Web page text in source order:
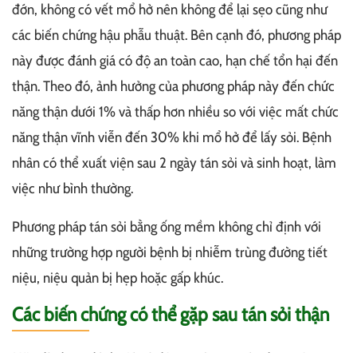
đớn, không có vết mổ hở nên không để lại sẹo cũng như
các biến chứng hậu phẫu thuật. Bên cạnh đó, phương pháp
này được đánh giá có độ an toàn cao, hạn chế tổn hại đến
thận. Theo đó, ảnh hưởng của phương pháp này đến chức
năng thận dưới 1% và thấp hơn nhiều so với việc mất chức
năng thận vĩnh viễn đến 30% khi mổ hở để lấy sỏi. Bệnh
nhân có thể xuất viện sau 2 ngày tán sỏi và sinh hoạt, làm
việc như bình thường.
Phương pháp tán sỏi bằng ống mềm không chỉ định với
những trường hợp người bệnh bị nhiễm trùng đường tiết
niệu, niệu quản bị hẹp hoặc gấp khúc.
Các biến chứng có thể gặp sau tán sỏi thận